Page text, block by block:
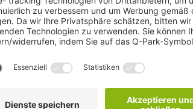
Ständen führen zu lassen.
an: